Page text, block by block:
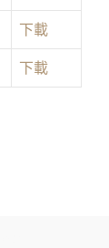
下載
下載